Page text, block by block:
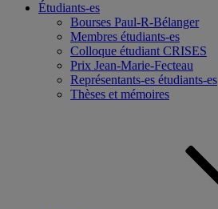
Étudiants-es
Bourses Paul-R-Bélanger
Membres étudiants-es
Colloque étudiant CRISES
Prix Jean-Marie-Fecteau
Représentants-es étudiants-es
Thèses et mémoires